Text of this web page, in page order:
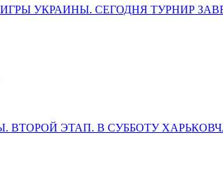
УКРАИНЫ. СЕГОДНЯ ТУРНИР
ВТОРОЙ ЭТАП. В СУББОТУ